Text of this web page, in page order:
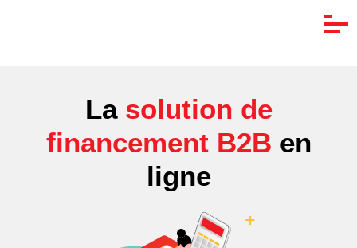
La solution de
financement B2B en
ligne